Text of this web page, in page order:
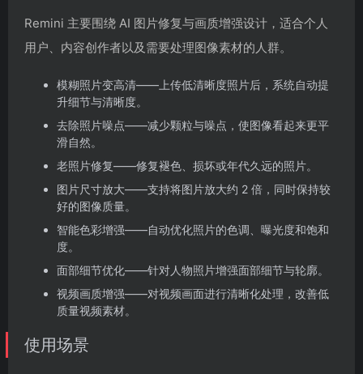
Remini 主要围绕 AI 图片修复与画质增强设计，适合个人
用户、内容创作者以及需要处理图像素材的人群。
模糊照片变高清——上传低清晰度照片后，系统自动提
升细节与清晰度。
去除照片噪点——减少颗粒与噪点，使图像看起来更平
滑自然。
老照片修复——修复褪色、损坏或年代久远的照片。
图片尺寸放大——支持将图片放大约 2 倍，同时保持较
好的图像质量。
智能色彩增强——自动优化照片的色调、曝光度和饱和
度。
面部细节优化——针对人物照片增强面部细节与轮廓。
视频画质增强——对视频画面进行清晰化处理，改善低
质量视频素材。
使用场景